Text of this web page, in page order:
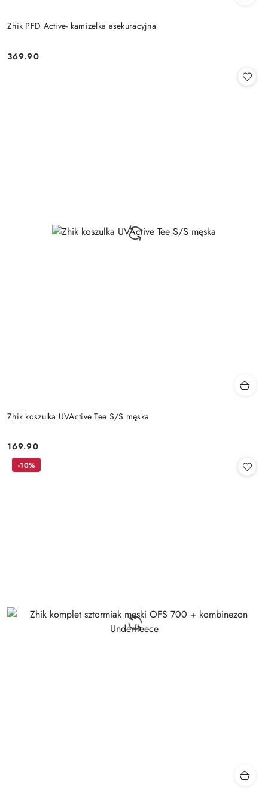
Zhik PFD Active- kamizelka asekuracyjna
Cena:
369.90
Zhik koszulka UVActive Tee S/S męska
Cena:
169.90
-10%